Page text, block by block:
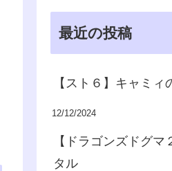
最近の投稿
【スト６】キャミィ
12/12/2024
【ドラゴンズドグ
タル